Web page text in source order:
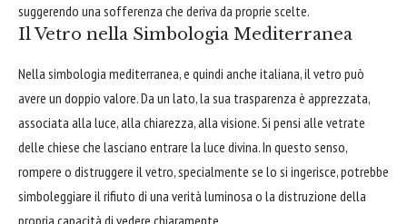
suggerendo una sofferenza che deriva da proprie scelte.
Il Vetro nella Simbologia Mediterranea
Nella simbologia mediterranea, e quindi anche italiana, il vetro può
avere un doppio valore. Da un lato, la sua trasparenza è apprezzata,
associata alla luce, alla chiarezza, alla visione. Si pensi alle vetrate
delle chiese che lasciano entrare la luce divina. In questo senso,
rompere o distruggere il vetro, specialmente se lo si ingerisce, potrebbe
simboleggiare il rifiuto di una verità luminosa o la distruzione della